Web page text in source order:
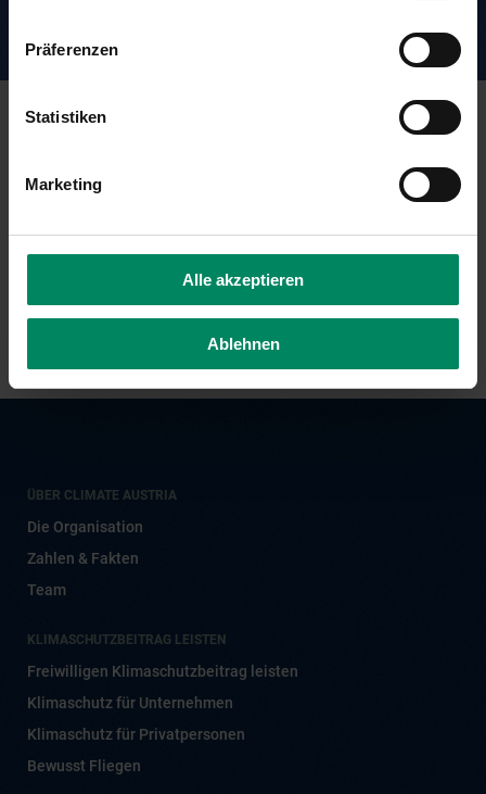
Präferenzen
Statistiken
Marketing
Alle akzeptieren
Ablehnen
Shortlink
https://www.climateaustria.at/cbnch
ÜBER CLIMATE AUSTRIA
Die Organisation
Zahlen & Fakten
Team
KLIMASCHUTZBEITRAG LEISTEN
Freiwilligen Klimaschutzbeitrag leisten
Klimaschutz für Unternehmen
Klimaschutz für Privatpersonen
Bewusst Fliegen